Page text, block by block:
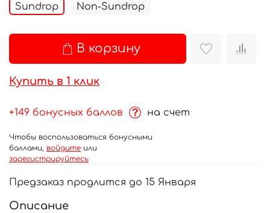
Sundrop Non-Sundrop
В корзину
Купить в 1 клик
+149 бонусных баллов на счет
Чтобы воспользоваться бонусными
баллами, войдите или
зарегистрируйтесь
Предзаказ продлится до 15 Января
Описание